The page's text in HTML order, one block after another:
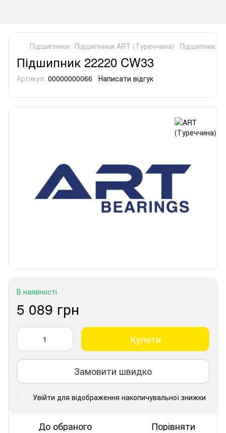
Підшипники Підшипники ART (Туреччина) Підшипник
Підшипник 22220 CW33
Артикул: 00000000066 Написати відгук
В наявності
5 089 грн
Купити
Замовити швидко
Увійти для відображення накопичувальної знижки
До обраного Порівняти